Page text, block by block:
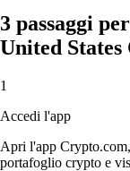
3 passaggi
United
1
Accedi l'app
Apri l'app
portafoglio crypto e